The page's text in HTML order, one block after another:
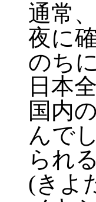
通常
夜に
のち
日本
国内
んで
られ
(きよ